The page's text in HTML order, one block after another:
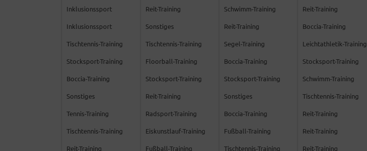
Inklusionssport
Inklusionssport
Tischtennis-Training
Stocksport-Training
Boccia-Training
Sonstiges
Tennis-Training
Tischtennis-Training
Reit-Training
Reit-Training
Sonstiges
Tischtennis-Training
Floorball-Training
Stocksport-Training
Reit-Training
Radsport-Training
Eiskunstlauf-Training
Fußball-Training
Schwimm-Training
Reit-Training
Segel-Training
Boccia-Training
Stocksport-Training
Sonstiges
Boccia-Training
Fußball-Training
Tischtennis-Training
Reit-Training
Boccia-Training
Leichtathletik-Training
Stocksport-Training
Schwimm-Training
Tischtennis-Training
Reit-Training
Reit-Training
Reit-Training